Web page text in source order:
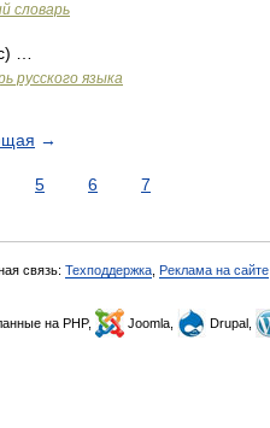
словарь
…
русского языка
→
5 6 7
связь: Техподдержка Реклама на сайте
на PHP, Joomla, Drupal,